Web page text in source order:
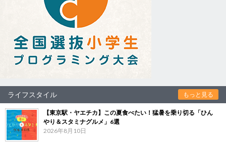
ライフスタイル もっと見る
【東京駅・ヤエチカ】この夏食べたい！猛暑を乗り切る「ひん
やり＆スタミナグルメ」6選
2026年8月10日